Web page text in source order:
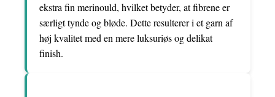
ekstra fin merinould, hvilket betyder, at fibrene er
særligt tynde og bløde. Dette resulterer i et garn af
høj kvalitet med en mere luksuriøs og delikat
finish.